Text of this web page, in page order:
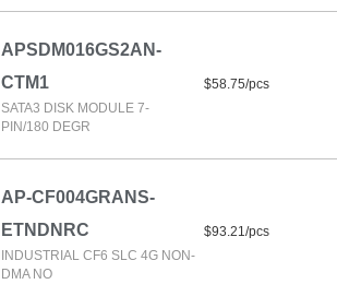
APSDM016GS2AN-
CTM1
SATA3 DISK MODULE 7-
PIN/180 DEGR
$58.75/pcs
AP-CF004GRANS-
ETNDNRC
INDUSTRIAL CF6 SLC 4G NON-
DMA NO
$93.21/pcs